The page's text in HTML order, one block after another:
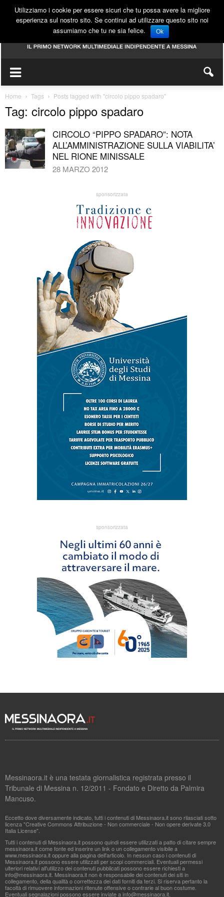
Home Tags Posts tagged with "circolo pippo spadaro"
Tag: circolo pippo spadaro
CIRCOLO “PIPPO SPADARO”: NOTA
ALL’AMMINISTRAZIONE SULLA VIABILITA’
NEL RIONE MINISSALE
28 MARZO 2012
sponsorizzata
sponsorizzata
Messinaora.it è una testata giornalistica registrata presso il
Tribunale di Messina n. 12/2011 - Fondato e Diretto da Palmira
Mancuso.
Eccetto dove diversamente indicato, tutti i contenuti di Messinaora.it sono rilasciati sotto
licenza "Creative Commons Attribuzione - Non commerciale - Non opere derivate 3.0
Italia License".
Tutti i contenuti di Messinaora.it possono quindi essere utilizzati a patto di citare sempre
messinaora.it come fonte ed inserire un link o un collegamento visibile a
www.messinaora.it oppure alla pagina dell'articolo. In nessun caso i contenuti di
Messinaora.it possono essere utilizzati per scopi commerciali. Eventuali permessi
ulteriori relativi all'utilizzo dei contenuti pubblicati possono essere richiesti a
info@messinaora.it . Messinaora.it non è responsabile dei contenuti dei siti in
collegamento, della qualità o correttezza dei dati forniti da terzi. Si riserva pertanto la
facoltà di rimuovere informazioni ritenute offensive o contrarie al buon costume.
Eventuali segnalazioni possono essere inviate ainfo@messinaora.it
Utilizziamo i cookie per essere sicuri che tu possa avere la migliore
esperienza sul nostro sito. Se continui ad utilizzare questo sito noi
assumiamo che tu ne sia felice.
Ok